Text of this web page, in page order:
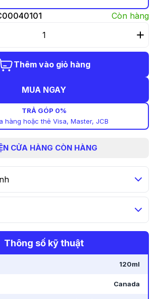
Còn hàng
Thêm vào giỏ hàng
MUA NGAY
TRẢ GÓP 0%
hàng hoặc thẻ Visa, Master, JCB
CỬA HÀNG CÒN HÀNG
Thông số kỹ thuật
120ml
Canada